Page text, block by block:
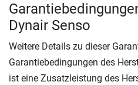
Dynair Senso
Weitere Details zu dieser
Garantiebedingungen des
ist eine Zusatzleistung des